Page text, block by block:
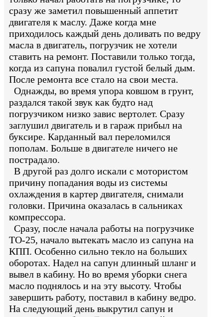
сразу же заметил повышенный аппетит
двигателя к маслу. Даже когда мне
приходилось каждый день доливать по ведру
масла в двигатель, погрузчик не хотели
ставить на ремонт. Поставили только тогда,
когда из сапуна повалил густой белый дым.
После ремонта все стало на свои места.
Однажды, во время упора ковшом в грунт,
раздался такой звук как будто над
погрузчиком низко завис вертолет. Сразу
заглушил двигатель и в гараж прибыл на
буксире. Карданный вал переломился
пополам. Больше в двигателе ничего не
пострадало.
В другой раз долго искали с мотористом
причину попадания воды из системы
охлаждения в картер двигателя, снимали
головки. Причина оказалась в сальниках
компрессора.
Сразу, после начала работы на погрузчике
ТО-25, начало вытекать масло из сапуна на
КПП. Особенно сильно текло на больших
оборотах. Надел на сапун длинный шланг и
вывел в кабину. Но во время уборки снега
масло поднялось и на эту высоту. Чтобы
завершить работу, поставил в кабину ведро.
На следующий день выкрутил сапун и